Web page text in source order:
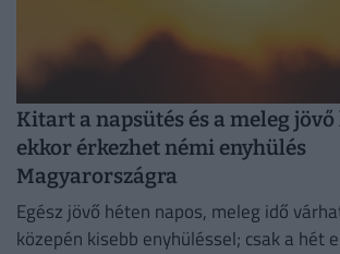
Kitart a napsütés és a meleg jövő
ekkor érkezhet némi enyhülés
Magyarországra
Egész jövő héten napos, meleg idő
közepén kisebb enyhüléssel; csak a hét